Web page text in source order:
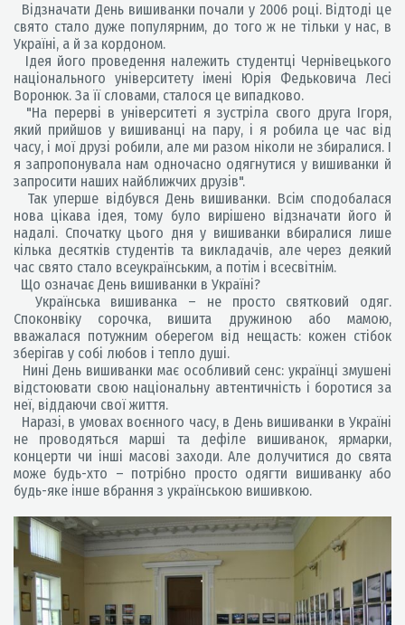
Відзначати День вишиванки почали у 2006 році. Відтоді це
свято стало дуже популярним, до того ж не тільки у нас, в
Україні, а й за кордоном.
Ідея його проведення належить студентці Чернівецького
національного університету імені Юрія Федьковича Лесі
Воронюк. За її словами, сталося це випадково.
"На перерві в університеті я зустріла свого друга Ігоря,
який прийшов у вишиванці на пару, і я робила це час від
часу, і мої друзі робили, але ми разом ніколи не збиралися. І
я запропонувала нам одночасно одягнутися у вишиванки й
запросити наших найближчих друзів".
Так уперше відбувся День вишиванки. Всім сподобалася
нова цікава ідея, тому було вирішено відзначати його й
надалі. Спочатку цього дня у вишиванки вбиралися лише
кілька десятків студентів та викладачів, але через деякий
час свято стало всеукраїнським, а потім і всесвітнім.
Що означає День вишиванки в Україні?
Українська вишиванка – не просто святковий одяг.
Споконвіку сорочка, вишита дружиною або мамою,
вважалася потужним оберегом від нещасть: кожен стібок
зберігав у собі любов і тепло душі.
Нині День вишиванки має особливий сенс: українці змушені
відстоювати свою національну автентичність і боротися за
неї, віддаючи свої життя.
Наразі, в умовах воєнного часу, в День вишиванки в Україні
не проводяться марші та дефіле вишиванок, ярмарки,
концерти чи інші масові заходи. Але долучитися до свята
може будь-хто – потрібно просто одягти вишиванку або
будь-яке інше вбрання з українською вишивкою.